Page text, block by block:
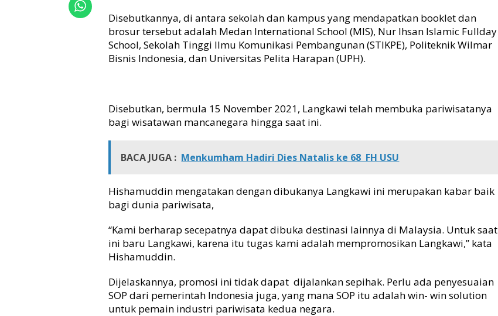
g
i
k
a
n
k
l
P
m
o
i
e
s
k
o
l
Disebutkannya, di antara sekolah dan kampus yang mendapatkan booklet dan
brosur tersebut adalah Medan International School (MIS), Nur Ihsan Islamic Fullday
School, Sekolah Tinggi Ilmu Komunikasi Pembangunan (STIKPE), Politeknik Wilmar
Bisnis Indonesia, dan Universitas Pelita Harapan (UPH).
Disebutkan, bermula 15 November 2021, Langkawi telah membuka pariwisatanya
bagi wisatawan mancanegara hingga saat ini.
BACA JUGA : Menkumham Hadiri Dies Natalis ke 68 FH USU
Hishamuddin mengatakan dengan dibukanya Langkawi ini merupakan kabar baik
bagi dunia pariwisata,
“Kami berharap secepatnya dapat dibuka destinasi lainnya di Malaysia. Untuk saat
ini baru Langkawi, karena itu tugas kami adalah mempromosikan Langkawi,” kata
Hishamuddin.
Dijelaskannya, promosi ini tidak dapat dijalankan sepihak. Perlu ada penyesuaian
SOP dari pemerintah Indonesia juga, yang mana SOP itu adalah win- win solution
untuk pemain industri pariwisata kedua negara.